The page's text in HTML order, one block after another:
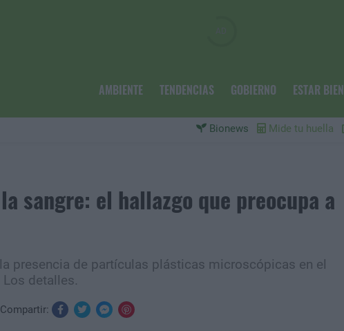
AMBIENTE TENDENCIAS GOBIERNO ESTAR BIEN
Bionews Mide tu huella
sangre: el hallazgo que preocupa a
presencia de partículas plásticas microscópicas en el
detalles.
Compartir: